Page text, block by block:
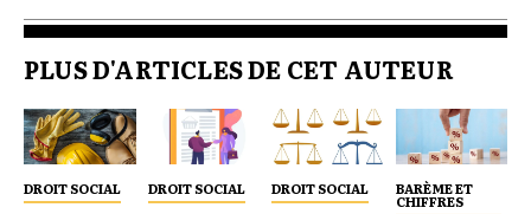
PLUS D'ARTICLES DE CET AUTEUR
DROIT SOCIAL DROIT SOCIAL DROIT SOCIAL BARÈME ET
CHIFFRES